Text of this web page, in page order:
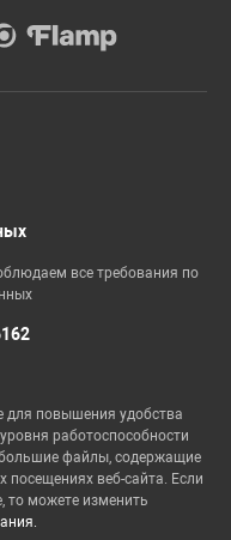
все требования по
для повышения удобства
работоспособности
файлы, содержащие
веб-сайта. Если
то можете изменить